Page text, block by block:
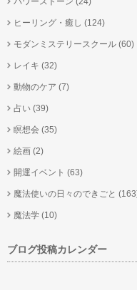
ヒーリング・癒し (124)
モダンミステリースクール (60)
レイキ (32)
動物のケア (7)
占い (39)
瞑想会 (35)
絵画 (2)
開運イベント (63)
魔法使いの日々のできごと
魔法学 (10)
ブログ投稿カレンダー